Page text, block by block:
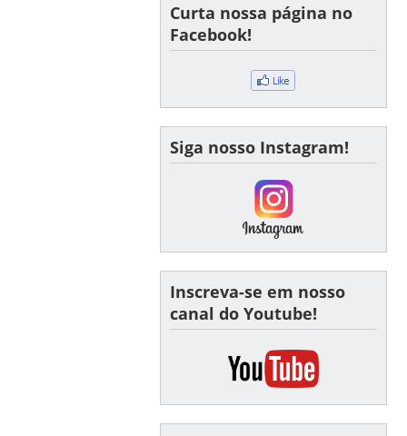
Curta nossa página no
Facebook!
Siga nosso Instagram!
Inscreva-se em nosso
canal do Youtube!